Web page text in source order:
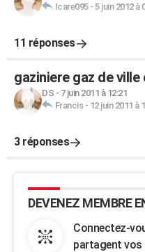
Icare095- 5 juin 2012 à
11 réponses
gaziniere gaz de ville
DS - 7 juin 2011 à 12:21
Francis- 12 juin 2011 à
3 réponses
DEVENEZ MEMBRE
Connectez-
partagent vos